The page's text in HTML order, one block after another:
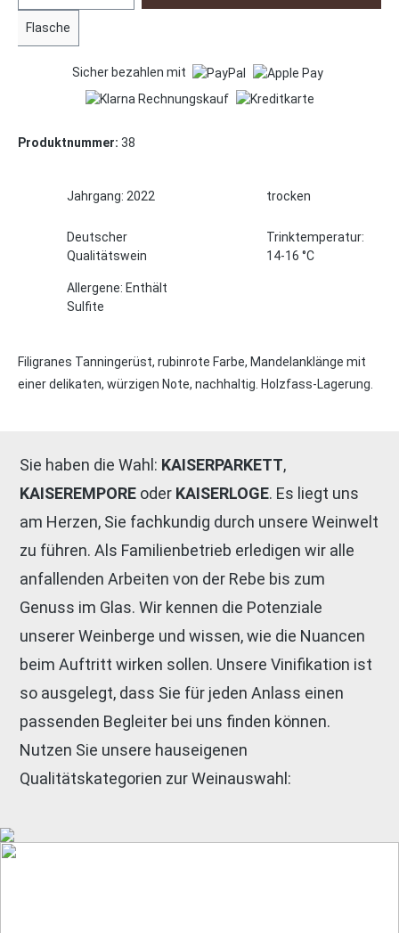
Flasche
Sicher bezahlen mit
Produktnummer: 38
Jahrgang: 2022 trocken
Deutscher
Qualitätswein
Trinktemperatur:
14-16 °C
Allergene: Enthält
Sulfite
Filigranes Tanningerüst, rubinrote Farbe, Mandelanklänge mit
einer delikaten, würzigen Note, nachhaltig. Holzfass-Lagerung.
Sie haben die Wahl: KAISERPARKETT,
KAISEREMPORE oder KAISERLOGE. Es liegt uns
am Herzen, Sie fachkundig durch unsere Weinwelt
zu führen. Als Familienbetrieb erledigen wir alle
anfallenden Arbeiten von der Rebe bis zum
Genuss im Glas. Wir kennen die Potenziale
unserer Weinberge und wissen, wie die Nuancen
beim Auftritt wirken sollen. Unsere Vinifikation ist
so ausgelegt, dass Sie für jeden Anlass einen
passenden Begleiter bei uns finden können.
Nutzen Sie unsere hauseigenen
Qualitätskategorien zur Weinauswahl: